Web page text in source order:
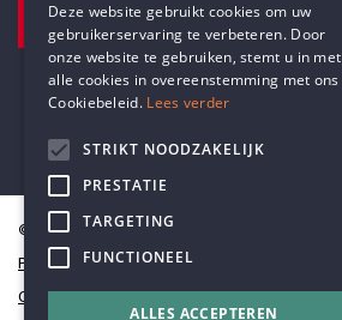
Pottenbrug 4
Antwerpen, 2000
© Humanistisch Verbond 2026
Privacy
Cookiestatement
DUTCH
Deze website gebruikt cookies om uw
gebruikerservaring te verbeteren. Door
onze website te gebruiken, stemt u in met
alle cookies in overeenstemming met ons
Cookiebeleid. Lees verder
STRIKT NOODZAKELIJK
PRESTATIE
TARGETING
FUNCTIONEEL
ALLES ACCEPTEREN